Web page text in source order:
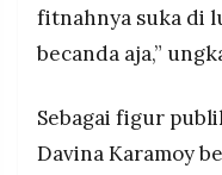
fitnahnya suka di
becanda aja,”
Sebagai figur
Davina Karamoy